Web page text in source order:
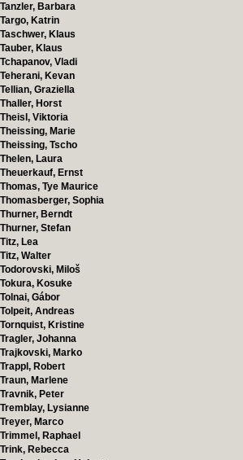
Tanzler, Barbara
Targo, Katrin
Taschwer, Klaus
Tauber, Klaus
Tchapanov, Vladi
Teherani, Kevan
Tellian, Graziella
Thaller, Horst
Theisl, Viktoria
Theissing, Marie
Theissing, Tscho
Thelen, Laura
Theuerkauf, Ernst
Thomas, Tye Maurice
Thomasberger, Sophia
Thurner, Berndt
Thurner, Stefan
Titz, Lea
Titz, Walter
Todorovski, Miloš
Tokura, Kosuke
Tolnai, Gábor
Tolpeit, Andreas
Tornquist, Kristine
Tragler, Johanna
Trajkovski, Marko
Trappl, Robert
Traun, Marlene
Travnik, Peter
Tremblay, Lysianne
Treyer, Marco
Trimmel, Raphael
Trink, Rebecca